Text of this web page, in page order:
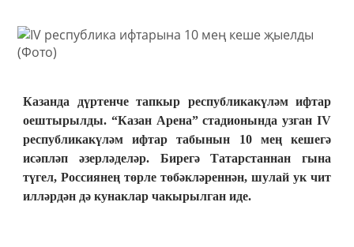
Казанда дүртенче тапкыр республикакүләм ифтар
оештырылды. “Казан Арена” стадионында узган IV
республикакүләм ифтар табынын 10 мең кешегә
исәпләп әзерләделәр. Бирегә Татарстаннан гына
түгел, Россиянең төрле төбәкләреннән, шулай ук чит
илләрдән дә кунаклар чакырылган иде.